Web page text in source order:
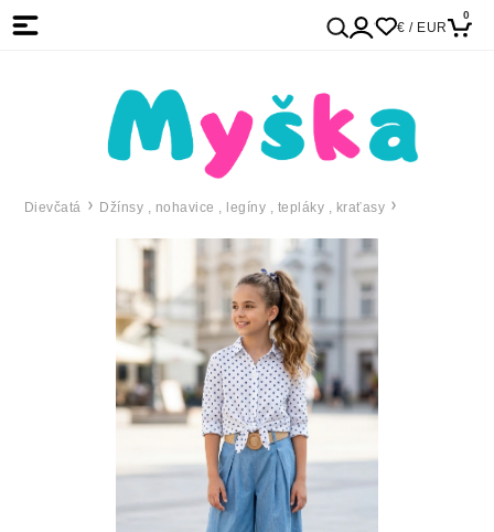
€ / EUR
0
Dievčatá Džínsy , nohavice , legíny , tepláky , kraťasy